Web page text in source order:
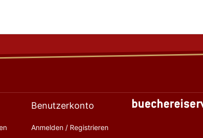
Benutzerkonto
Anmelden / Registrieren